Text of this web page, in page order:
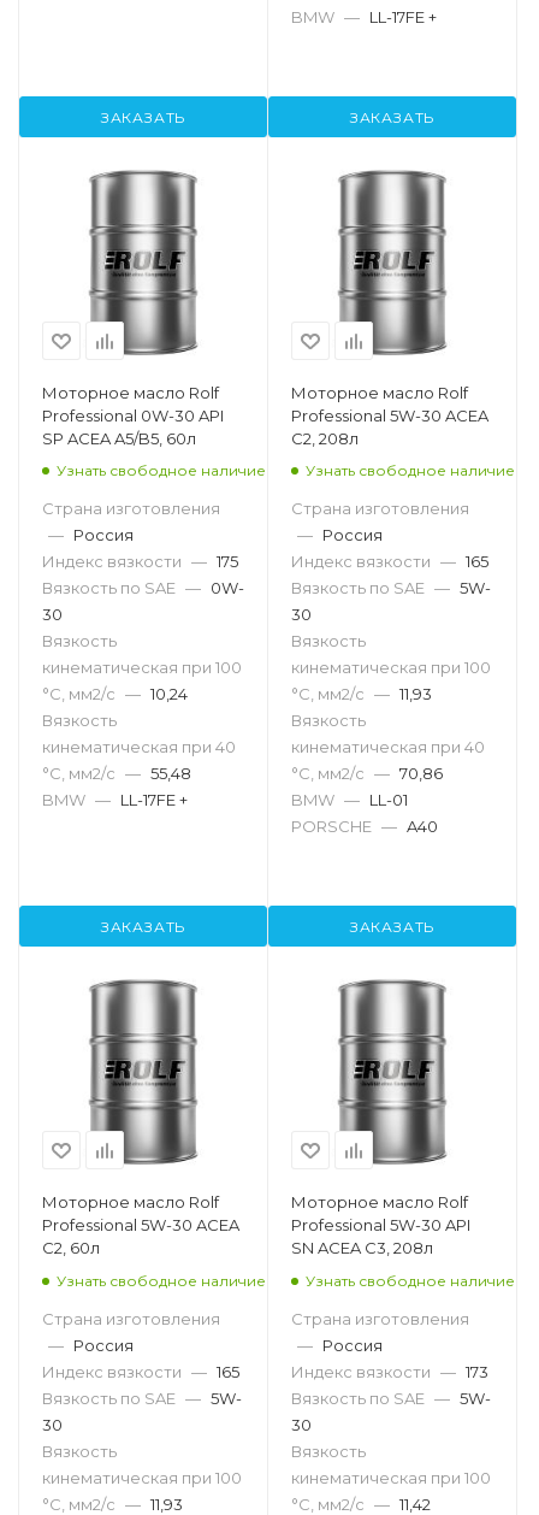
ЗАКАЗАТЬ
BMW — LL-17FE +
ЗАКАЗАТЬ
Моторное масло Rolf
Professional 0W-30 API
SP ACEA A5/B5, 60л
Узнать свободное наличие
Страна изготовления
— Россия
Индекс вязкости — 175
Вязкость по SAE — 0W-
30
Вязкость
кинематическая при 100
°С, мм2/с — 10,24
Вязкость
кинематическая при 40
°С, мм2/с — 55,48
BMW — LL-17FE +
ЗАКАЗАТЬ
Моторное масло Rolf
Professional 5W-30 ACEA
C2, 208л
Узнать свободное наличие
Страна изготовления
— Россия
Индекс вязкости — 165
Вязкость по SAE — 5W-
30
Вязкость
кинематическая при 100
°С, мм2/с — 11,93
Вязкость
кинематическая при 40
°С, мм2/с — 70,86
BMW — LL-01
PORSCHE — A40
ЗАКАЗАТЬ
Моторное масло Rolf
Professional 5W-30 ACEA
C2, 60л
Узнать свободное наличие
Страна изготовления
— Россия
Индекс вязкости — 165
Вязкость по SAE — 5W-
30
Вязкость
кинематическая при 100
°С, мм2/с — 11,93
Моторное масло Rolf
Professional 5W-30 API
SN ACEA C3, 208л
Узнать свободное наличие
Страна изготовления
— Россия
Индекс вязкости — 173
Вязкость по SAE — 5W-
30
Вязкость
кинематическая при 100
°С, мм2/с — 11,42